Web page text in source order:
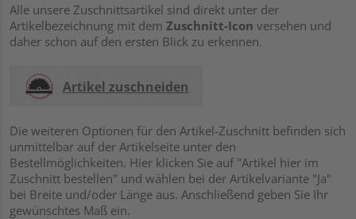
Alle unsere Zuschnittsartikel sind direkt unter der
Artikelbezeichnung mit dem Zuschnitt-Icon versehen und
daher schon auf den ersten Blick zu erkennen.
Die weiteren Optionen für den Artikel-Zuschnitt befinden sich
unmittelbar auf der Artikelseite unter den
Bestellmöglichkeiten. Hier klicken Sie auf "Artikel hier im
Zuschnitt bestellen" und wählen bei der Artikelvariante "Ja"
bei Breite und/oder Länge aus. Anschließend geben Sie Ihr
gewünschtes Maß ein.